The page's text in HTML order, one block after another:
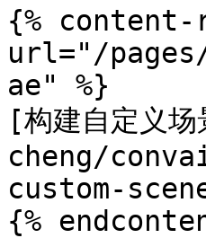
{%
url="/pages/
ae" %}
[构建自定
cheng/
custom-
{%